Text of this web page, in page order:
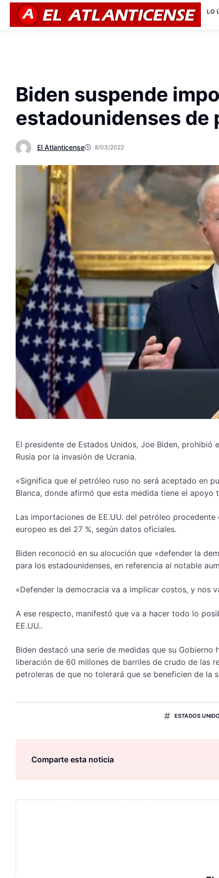
LO
Biden suspende
estadounidenses de
El Atlanticense 8/03/2022
El presidente de Estados Unidos, Joe Biden,
Rusia por la invasión de Ucrania.
«Significa que el petróleo ruso no será aceptado en
Blanca, donde afirmó que esta medida tiene el
Las importaciones de EE.UU. del petróleo
europeo es del 27 %, según datos oficiales.
Biden reconoció en su alocución que «defender la
para los estadounidenses, en referencia al notable
«Defender la democracia va a implicar costos, y nos
A ese respecto, manifestó que va a hacer todo lo
EE.UU..
Biden destacó una serie de medidas que su
liberación de 60 millones de barriles de crudo de las
petroleras de que no tolerará que se beneficien de la
ESTADOS
Comparte esta noticia